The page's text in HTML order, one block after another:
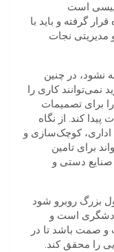
رییسی است
گرفته و باید با
مدیریتی نجات
نشود، در چنین
کاری را
برای تصمیمات
پیدا کند. از نگاه
کوچک‌سازی و
برای تامین
صنایع دستی و
بزرگ روبرو شود
است و
و صمت باشد تا در
را محقق کند.